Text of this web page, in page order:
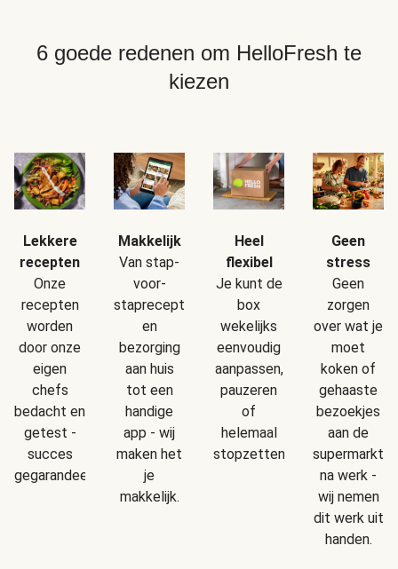
6 goede redenen om HelloFresh te
kiezen
Lekkere
recepten
Onze
recepten
worden
door onze
eigen
chefs
bedacht en
getest -
succes
gegarandeerd!
Makkelijk
Van stap-
voor-
staprecepten
en
bezorging
aan huis
tot een
handige
app - wij
maken het
je
makkelijk.
Heel
flexibel
Je kunt de
box
wekelijks
eenvoudig
aanpassen,
pauzeren
of
helemaal
stopzetten.
Geen
stress
Geen
zorgen
over wat je
moet
koken of
gehaaste
bezoekjes
aan de
supermarkt
na werk -
wij nemen
dit werk uit
handen.